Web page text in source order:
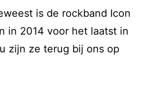
is de rockband Icon
in 2014 voor het laatst in
zijn ze terug bij ons op